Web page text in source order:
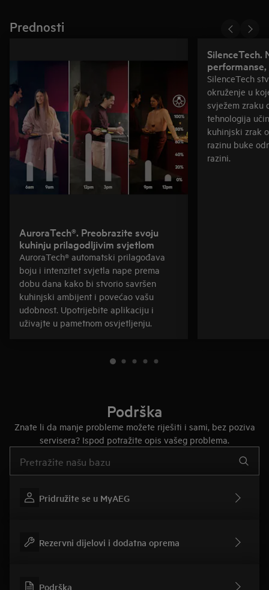
Prednosti
AuroraTech®. Preobrazite svoju
kuhinju prilagodljivim svjetlom
AuroraTech® automatski prilagođava
boju i intenzitet svjetla nape prema
dobu dana kako bi stvorio savršen
kuhinjski ambijent i povećao vašu
udobnost. Upotrijebite aplikaciju i
uživajte u pametnom osvjetljenju.
SilenceTech.
SilenceTech
okruženje u
svježem zraku
tehnologija
kuhinjski zrak
razinu buke
razini.
Podrška
Znate li da manje probleme možete riješiti i sami, bez poziva
servisera? Ispod potražite opis vašeg problema.
Pridružite se u MyAEG
Rezervni dijelovi i dodatna oprema
Podrška